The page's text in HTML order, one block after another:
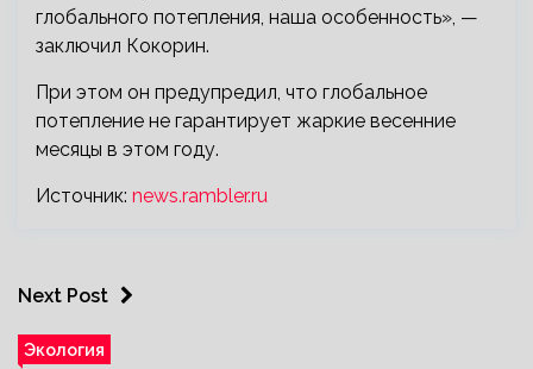
глобального потепления, наша особенность», —
заключил Кокорин.
При этом он предупредил, что глобальное
потепление не гарантирует жаркие весенние
месяцы в этом году.
Источник: news.rambler.ru
Next Post
Экология